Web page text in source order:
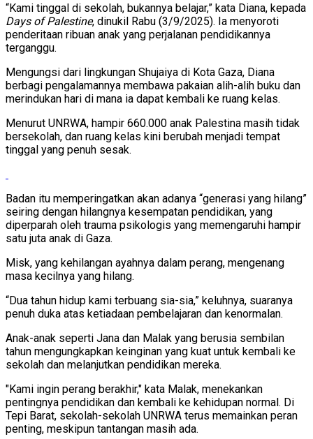
“Kami tinggal di sekolah, bukannya belajar,” kata Diana, kepada
Days of Palestine, dinukil Rabu (3/9/2025). Ia menyoroti
penderitaan ribuan anak yang perjalanan pendidikannya
terganggu.
Mengungsi dari lingkungan Shujaiya di Kota Gaza, Diana
berbagi pengalamannya membawa pakaian alih-alih buku dan
merindukan hari di mana ia dapat kembali ke ruang kelas.
Menurut UNRWA, hampir 660.000 anak Palestina masih tidak
bersekolah, dan ruang kelas kini berubah menjadi tempat
tinggal yang penuh sesak.
Badan itu memperingatkan akan adanya “generasi yang hilang”
seiring dengan hilangnya kesempatan pendidikan, yang
diperparah oleh trauma psikologis yang memengaruhi hampir
satu juta anak di Gaza.
Misk, yang kehilangan ayahnya dalam perang, mengenang
masa kecilnya yang hilang.
“Dua tahun hidup kami terbuang sia-sia,” keluhnya, suaranya
penuh duka atas ketiadaan pembelajaran dan kenormalan.
Anak-anak seperti Jana dan Malak yang berusia sembilan
tahun mengungkapkan keinginan yang kuat untuk kembali ke
sekolah dan melanjutkan pendidikan mereka.
"Kami ingin perang berakhir," kata Malak, menekankan
pentingnya pendidikan dan kembali ke kehidupan normal. Di
Tepi Barat, sekolah-sekolah UNRWA terus memainkan peran
penting, meskipun tantangan masih ada.